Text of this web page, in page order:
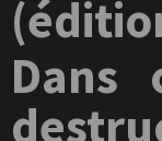
Dans